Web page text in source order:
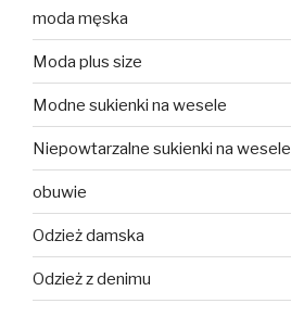
moda męska
Moda plus size
Modne sukienki na wesele
Niepowtarzalne sukienki na wesele
obuwie
Odzież damska
Odzież z denimu